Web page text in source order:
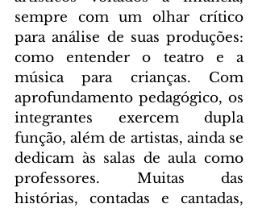
sempre com um olhar crítico
para análise de suas produções:
como entender o teatro e a
música para crianças. Com
aprofundamento pedagógico, os
integrantes exercem dupla
função, além de artistas, ainda se
dedicam às salas de aula como
professores. Muitas das
histórias, contadas e cantadas,